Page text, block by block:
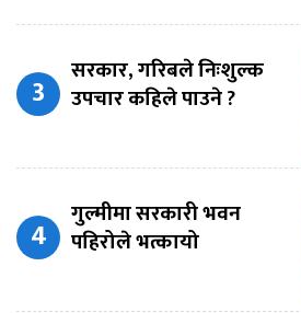
सरकार, गरिबले निःशुल्क
उपचार कहिले पाउने ?
गुल्मीमा सरकारी भवन
पहिरोले भत्कायो